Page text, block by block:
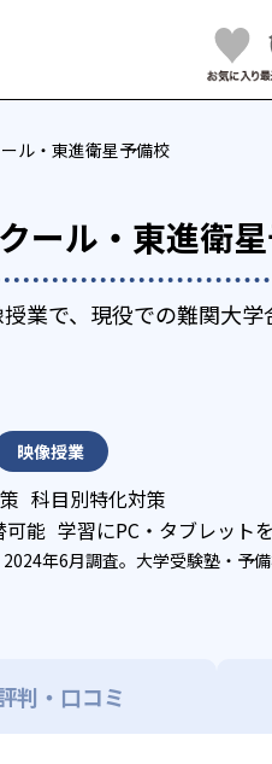
ル・東進衛星予備校
ール・東進衛
業で、現役での難関大
映像授業
科目別特化対策
可能 学習にPC・タブレット
2024年6月調査。 大学受験塾・予
判・口コミ